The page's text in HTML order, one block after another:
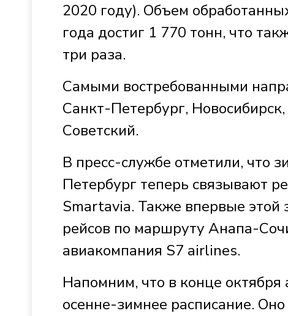
2020 году). Объем
года достиг 1 770 тонн, что
три раза.
Самыми востребованными
Санкт-Петербург,
Советский.
В пресс-службе отметили, что
Петербург теперь связывают
Smartavia. Также впервые
рейсов по маршруту Анапа-
авиакомпания S7 airlines.
Напомним, что в конце
осенне-зимнее расписание.